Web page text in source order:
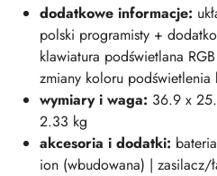
dodatkowe informacje:
polski programisty +
klawiatura podświetlana
zmiany koloru podświetlenia
wymiary i waga: 36.9 x
2.33 kg
akcesoria i dodatki:
ion (wbudowana) | zasilacz/